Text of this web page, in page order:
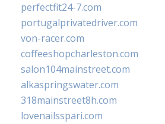
perfectfit24-7.com
portugalprivatedriver.com
von-racer.com
coffeeshopcharleston.com
salon104mainstreet.com
alkaspringswater.com
318mainstreet8h.com
lovenailsspari.com